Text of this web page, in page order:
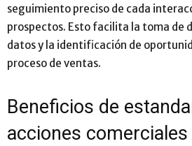
seguimiento preciso de cada
prospectos. Esto facilita la toma de
datos y la identificación de
proceso de ventas.
Beneficios de
acciones comerciales